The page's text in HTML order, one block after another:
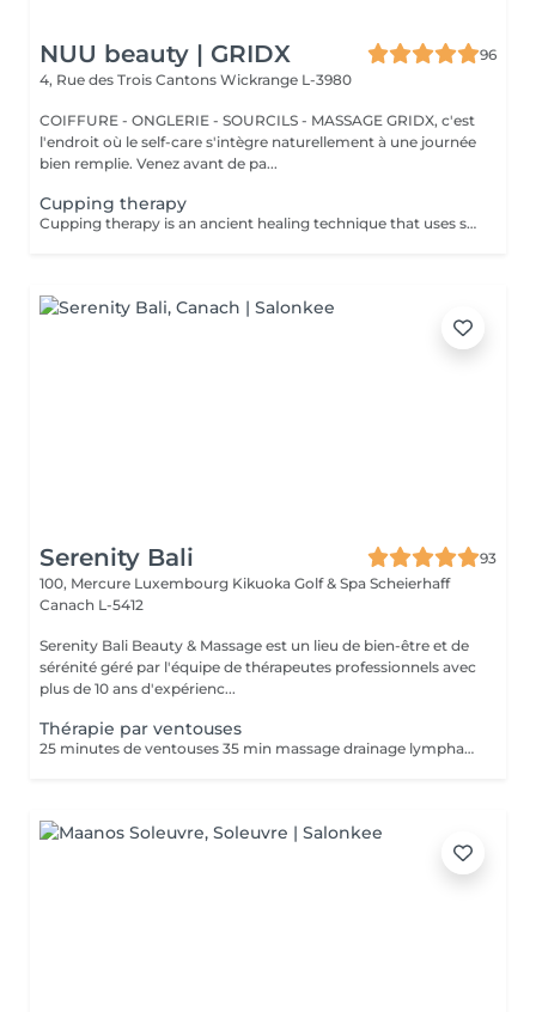
NUU beauty | GRIDX
96
4, Rue des Trois Cantons Wickrange L-3980
COIFFURE - ONGLERIE - SOURCILS - MASSAGE GRIDX, c'est
l'endroit où le self-care s'intègre naturellement à une journée
bien remplie. Venez avant de pa...
Cupping therapy
Cupping therapy is an ancient healing technique that uses special cups to create gentle suction on the skin. This suction promotes blood flow, relieves muscle tension, reduces inflammation, and supports deep relaxation. The treatment can help release toxins, improve circulation, and ease chronic pain or stiffness. *Please note that cupping therapy could just be added to a massage service with includes back massage.
Serenity Bali
93
100, Mercure Luxembourg Kikuoka Golf & Spa Scheierhaff
Canach L-5412
Serenity Bali Beauty & Massage est un lieu de bien-être et de
sérénité géré par l'équipe de thérapeutes professionnels avec
plus de 10 ans d'expérienc...
Thérapie par ventouses
25 minutes de ventouses 35 min massage drainage lymphatique. Une forme ancienne de médecine alternative dans laquelle un thérapeute place des ventouses spéciales sur votre peau pendant quelques minutes pour créer une aspiration. Les gens l'obtiennent à de nombreuses fins, notamment pour soulager la douleur, l'inflammation, la circulation sanguine, la relaxation et le bien-être, et comme type de massage des tissus profonds.